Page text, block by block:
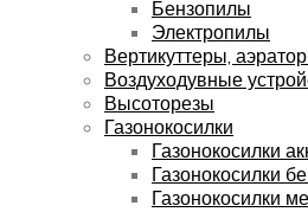
Бензопилы
Электропилы
Вертикуттеры,
Воздуходувные
Высоторезы
Газонокосилки
Газонокосилки
Газонокосилки
Газонокосилки